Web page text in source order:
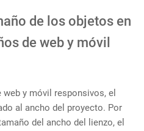
de los objetos en
de web y móvil
y móvil responsivos, el
al ancho del proyecto. Por
del ancho del lienzo, el